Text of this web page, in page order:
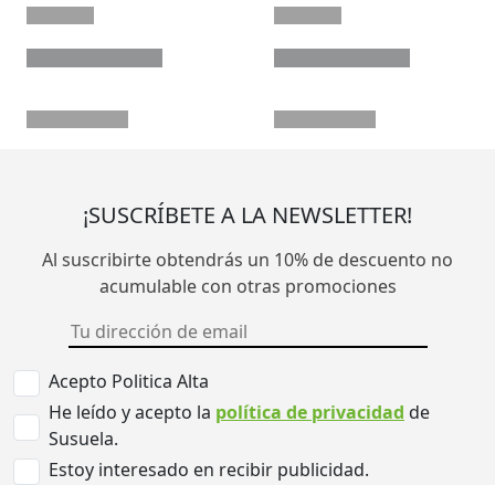
¡SUSCRÍBETE A LA NEWSLETTER!
Al suscribirte obtendrás un 10% de descuento no
acumulable con otras promociones
Acepto Politica Alta
He leído y acepto la política de privacidad de
Susuela.
Estoy interesado en recibir publicidad.